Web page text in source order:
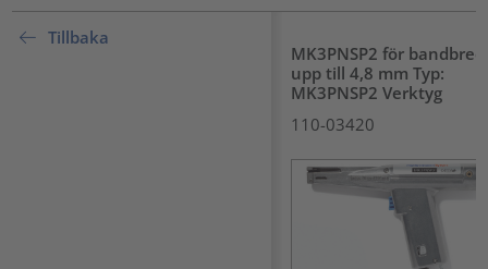
Tillbaka
MK3PNSP2 för
upp till 4,8 mm Typ:
MK3PNSP2 Verktyg
110-03420